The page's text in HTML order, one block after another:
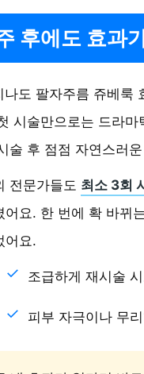
후에도 효과
나도 팔자주름 쥬베룩
시술만으로는 드라
술 후 점점 자연스러
전문가들도 최소 3회
어요. 한 번에 확 바뀌
어요.
조급하게 재시술
피부 자극이나 무